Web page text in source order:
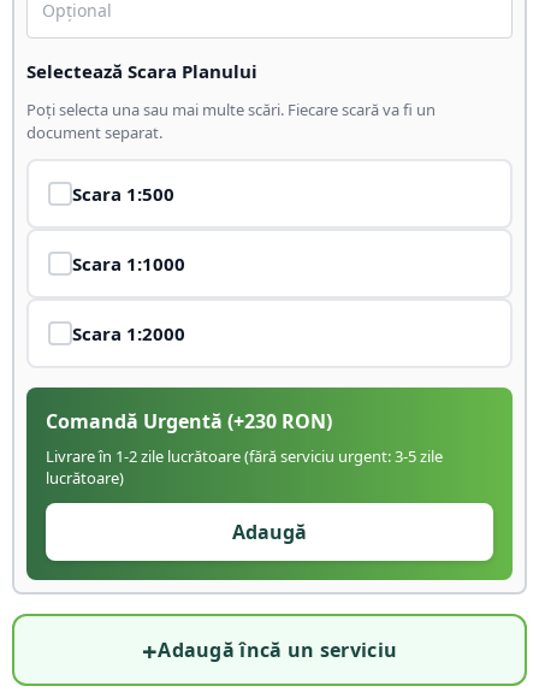
Selectează Scara Planului
Poți selecta una sau mai multe scări. Fiecare scară va fi un
document separat.
Scara 1:500
Scara 1:1000
Scara 1:2000
Comandă Urgentă (+230 RON)
Livrare în 1-2 zile lucrătoare (fără serviciu urgent: 3-5 zile
lucrătoare)
Adaugă
+Adaugă încă un serviciu